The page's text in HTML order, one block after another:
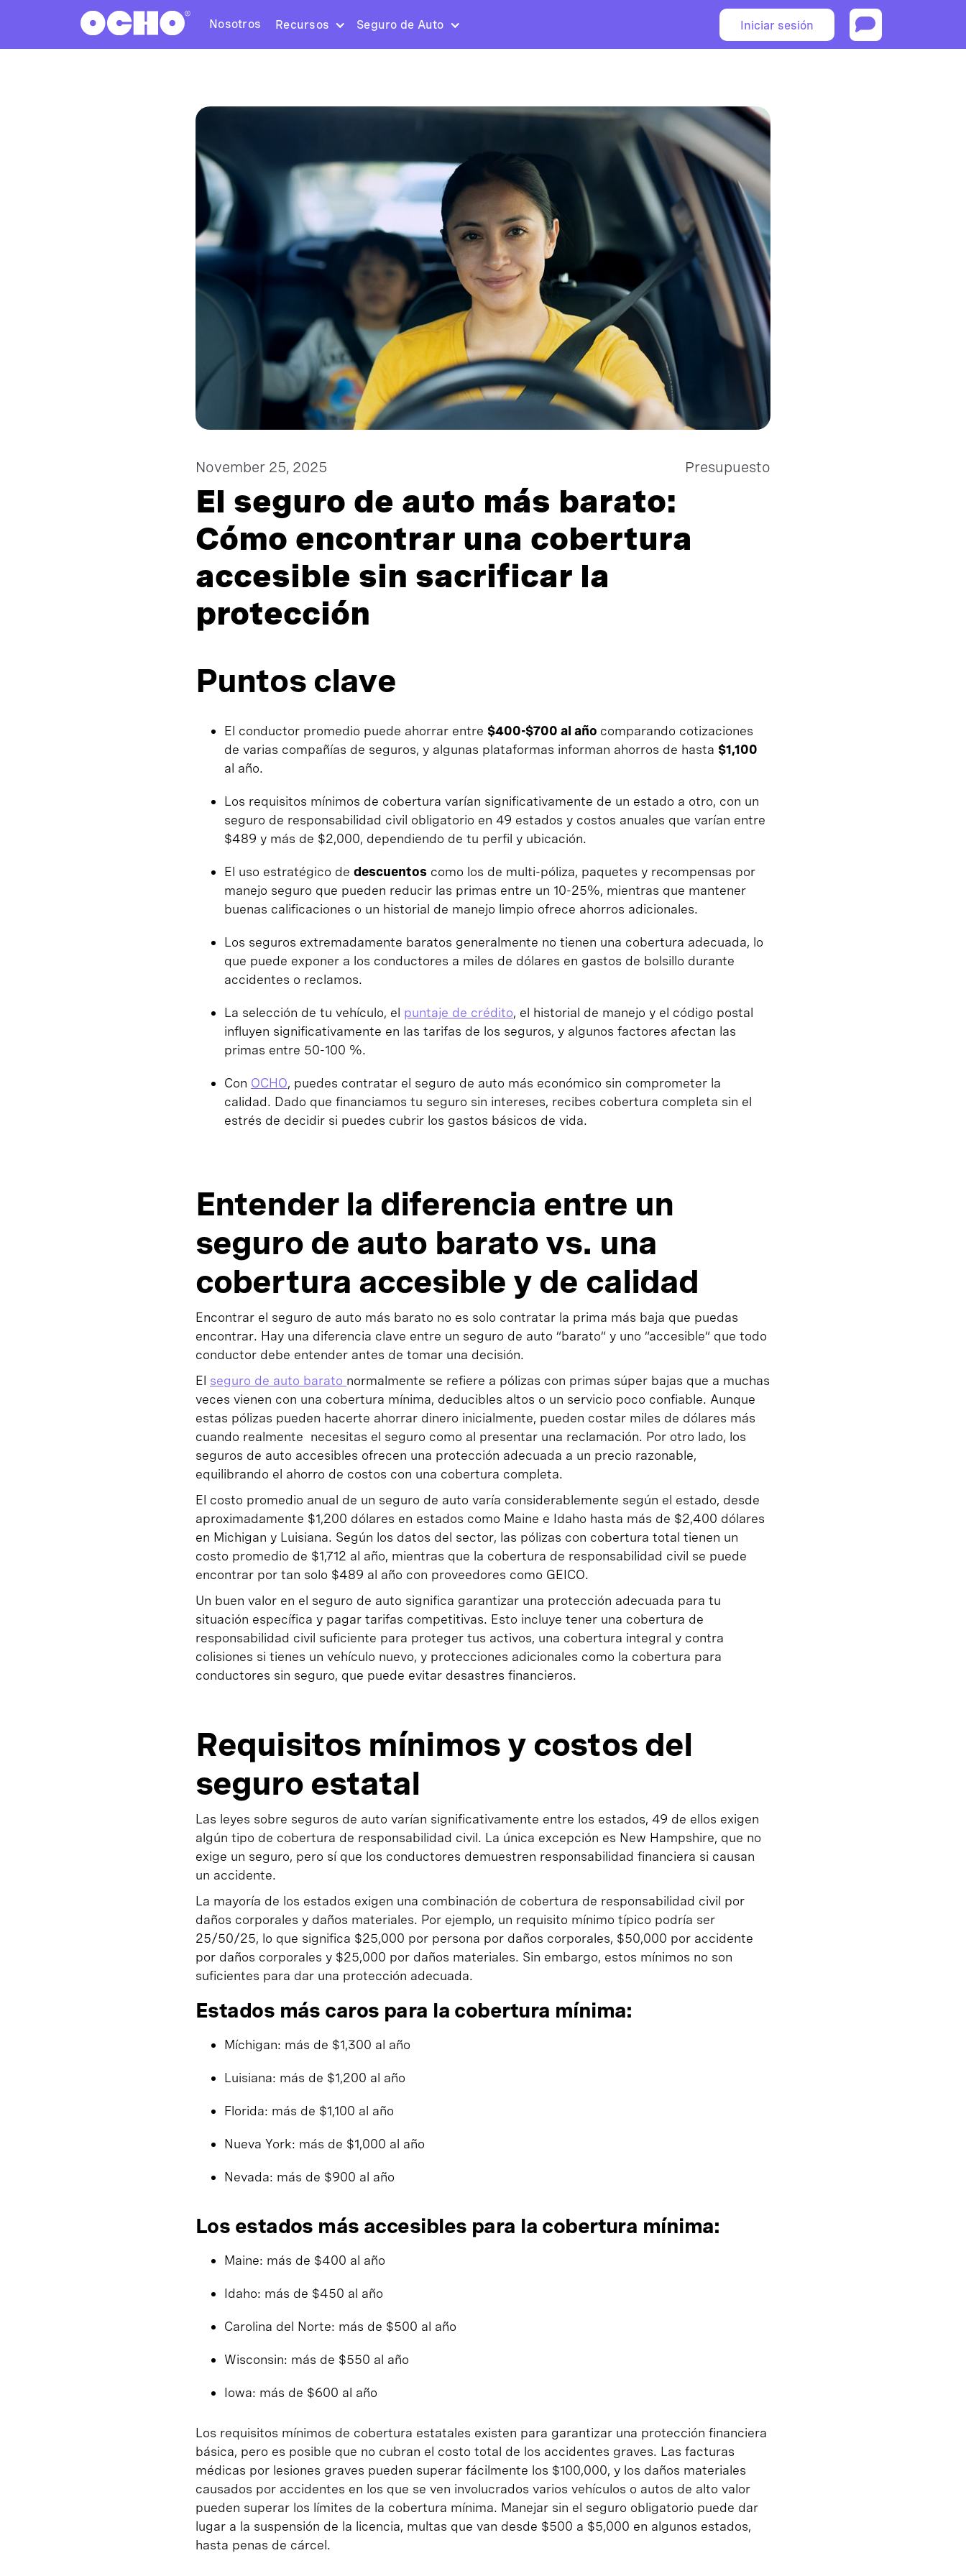
Nosotros Recursos Seguro de Auto Iniciar sesión
November 25, 2025 Presupuesto
El seguro de auto más barato:
Cómo encontrar una cobertura
accesible sin sacrificar la
protección
Puntos clave
El conductor promedio puede ahorrar entre $400-$700 al año comparando cotizaciones
de varias compañías de seguros, y algunas plataformas informan ahorros de hasta $1,100
al año.
Los requisitos mínimos de cobertura varían significativamente de un estado a otro, con un
seguro de responsabilidad civil obligatorio en 49 estados y costos anuales que varían entre
$489 y más de $2,000, dependiendo de tu perfil y ubicación.
El uso estratégico de descuentos como los de multi-póliza, paquetes y recompensas por
manejo seguro que pueden reducir las primas entre un 10-25%, mientras que mantener
buenas calificaciones o un historial de manejo limpio ofrece ahorros adicionales.
Los seguros extremadamente baratos generalmente no tienen una cobertura adecuada, lo
que puede exponer a los conductores a miles de dólares en gastos de bolsillo durante
accidentes o reclamos.
La selección de tu vehículo, el puntaje de crédito, el historial de manejo y el código postal
influyen significativamente en las tarifas de los seguros, y algunos factores afectan las
primas entre 50-100 %.
Con OCHO, puedes contratar el seguro de auto más económico sin comprometer la
calidad. Dado que financiamos tu seguro sin intereses, recibes cobertura completa sin el
estrés de decidir si puedes cubrir los gastos básicos de vida.
Entender la diferencia entre un
seguro de auto barato vs. una
cobertura accesible y de calidad
Encontrar el seguro de auto más barato no es solo contratar la prima más baja que puedas
encontrar. Hay una diferencia clave entre un seguro de auto “barato“ y uno “accesible“ que todo
conductor debe entender antes de tomar una decisión.
El seguro de auto barato normalmente se refiere a pólizas con primas súper bajas que a muchas
veces vienen con una cobertura mínima, deducibles altos o un servicio poco confiable. Aunque
estas pólizas pueden hacerte ahorrar dinero inicialmente, pueden costar miles de dólares más
cuando realmente necesitas el seguro como al presentar una reclamación. Por otro lado, los
seguros de auto accesibles ofrecen una protección adecuada a un precio razonable,
equilibrando el ahorro de costos con una cobertura completa.
El costo promedio anual de un seguro de auto varía considerablemente según el estado, desde
aproximadamente $1,200 dólares en estados como Maine e Idaho hasta más de $2,400 dólares
en Michigan y Luisiana. Según los datos del sector, las pólizas con cobertura total tienen un
costo promedio de $1,712 al año, mientras que la cobertura de responsabilidad civil se puede
encontrar por tan solo $489 al año con proveedores como GEICO.
Un buen valor en el seguro de auto significa garantizar una protección adecuada para tu
situación específica y pagar tarifas competitivas. Esto incluye tener una cobertura de
responsabilidad civil suficiente para proteger tus activos, una cobertura integral y contra
colisiones si tienes un vehículo nuevo, y protecciones adicionales como la cobertura para
conductores sin seguro, que puede evitar desastres financieros.
Requisitos mínimos y costos del
seguro estatal
Las leyes sobre seguros de auto varían significativamente entre los estados, 49 de ellos exigen
algún tipo de cobertura de responsabilidad civil. La única excepción es New Hampshire, que no
exige un seguro, pero sí que los conductores demuestren responsabilidad financiera si causan
un accidente.
La mayoría de los estados exigen una combinación de cobertura de responsabilidad civil por
daños corporales y daños materiales. Por ejemplo, un requisito mínimo típico podría ser
25/50/25, lo que significa $25,000 por persona por daños corporales, $50,000 por accidente
por daños corporales y $25,000 por daños materiales. Sin embargo, estos mínimos no son
suficientes para dar una protección adecuada.
Estados más caros para la cobertura mínima:
Míchigan: más de $1,300 al año
Luisiana: más de $1,200 al año
Florida: más de $1,100 al año
Nueva York: más de $1,000 al año
Nevada: más de $900 al año
Los estados más accesibles para la cobertura mínima:
Maine: más de $400 al año
Idaho: más de $450 al año
Carolina del Norte: más de $500 al año
Wisconsin: más de $550 al año
Iowa: más de $600 al año
Los requisitos mínimos de cobertura estatales existen para garantizar una protección financiera
básica, pero es posible que no cubran el costo total de los accidentes graves. Las facturas
médicas por lesiones graves pueden superar fácilmente los $100,000, y los daños materiales
causados por accidentes en los que se ven involucrados varios vehículos o autos de alto valor
pueden superar los límites de la cobertura mínima. Manejar sin el seguro obligatorio puede dar
lugar a la suspensión de la licencia, multas que van desde $500 a $5,000 en algunos estados,
hasta penas de cárcel.